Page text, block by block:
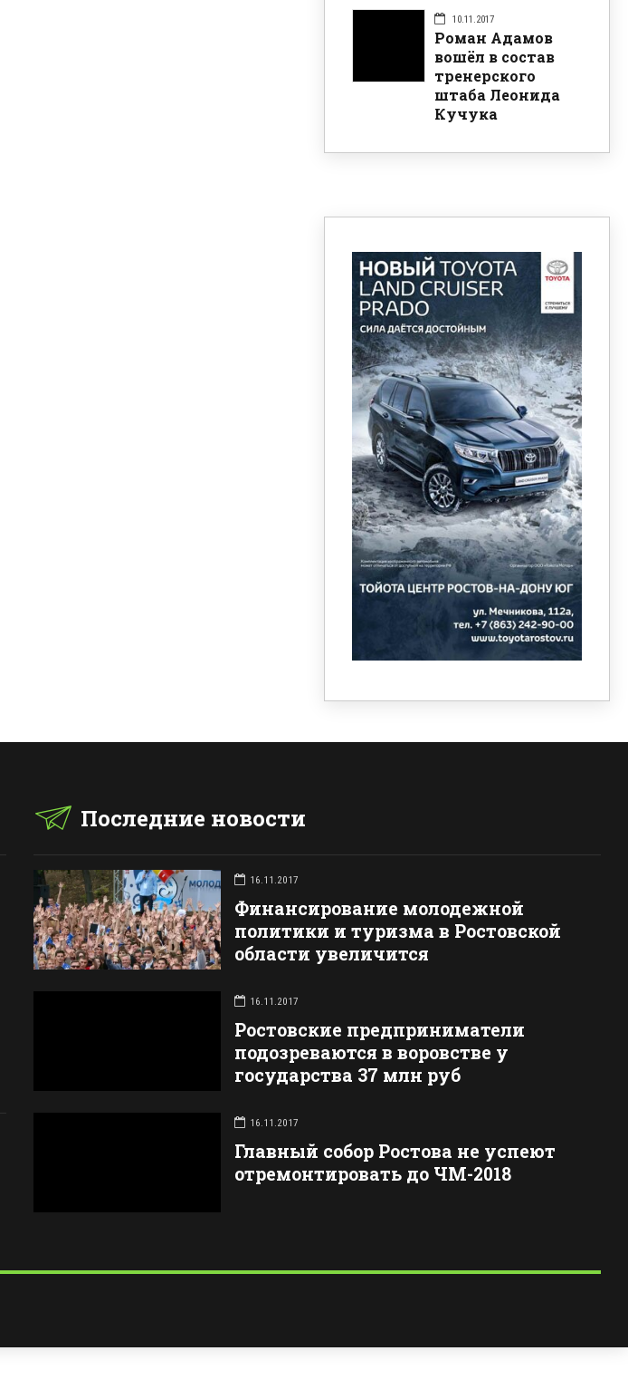
10.11.2017
Роман Адамов
вошёл в состав
тренерского
штаба Леонида
Кучука
Последние новости
16.11.2017
Финансирование молодежной
политики и туризма в Ростовской
области увеличится
16.11.2017
Ростовские предприниматели
подозреваются в воровстве у
государства 37 млн руб
16.11.2017
Главный собор Ростова не успеют
отремонтировать до ЧМ-2018